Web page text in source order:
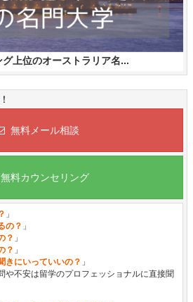
上位のオーストラリア名...
無料メール相談
無料カウンセリング
」
の？ 」
？ 」
？ 」
きにいっていいの？ 」
や不安は留学のプロフェッショナルに直接聞